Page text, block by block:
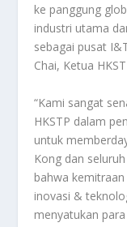
ke panggung
industri utama
sebagai pusat
Chai, Ketua
“Kami sangat
HKSTP dalam
untuk
Kong dan
bahwa
inovasi &
menyatukan